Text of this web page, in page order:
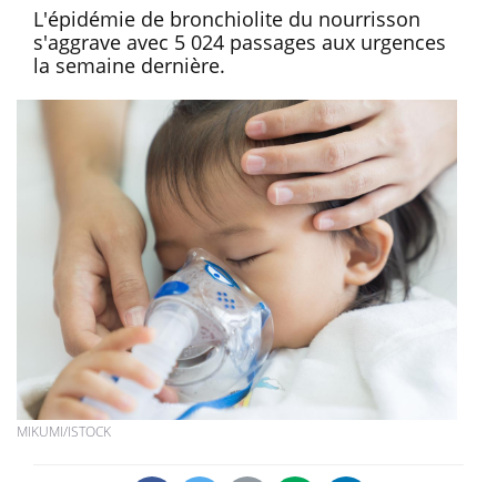
L'épidémie de bronchiolite du nourrisson
s'aggrave avec 5 024 passages aux urgences
la semaine dernière.
MIKUMI/ISTOCK